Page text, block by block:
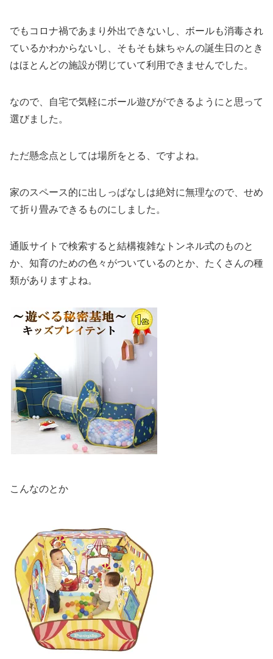
でもコロナ禍であまり外出できないし、ボールも消毒され
ているかわからないし、そもそも妹ちゃんの誕生日のとき
はほとんどの施設が閉じていて利用できませんでした。
なので、自宅で気軽にボール遊びができるようにと思って
選びました。
ただ懸念点としては場所をとる、ですよね。
家のスペース的に出しっぱなしは絶対に無理なので、せめ
て折り畳みできるものにしました。
通販サイトで検索すると結構複雑なトンネル式のものと
か、知育のための色々がついているのとか、たくさんの種
類がありますよね。
こんなのとか